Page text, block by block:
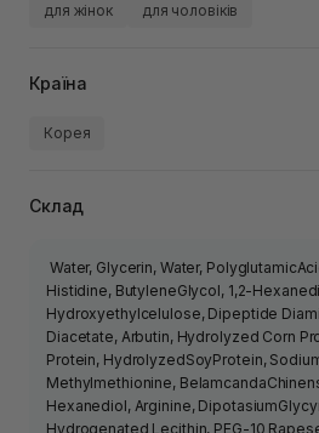
для жінок для чоловіків
Країна
Корея
Склад
Water, Glycerin, Water,
Histidine, ButyleneGlycol, 1,2-
Hydroxyethylcelulose, Dipeptide
Diacetate, Arbutin, Hydrolyzed Corn
Protein, HydrolyzedSoyProtein,
Methylmethionine,
Hexanediol, Arginine,
Hydrogenated Lecithin, PEG-10